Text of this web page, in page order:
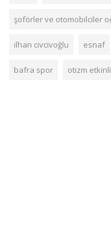
şoförler ve otomobilciler
ilhan civcivoğlu esnaf
bafra spor otizm